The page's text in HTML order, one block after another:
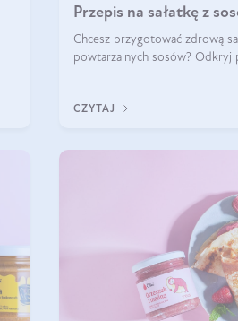
Przepis na sałatkę z
Chcesz przygotować zdrową
powtarzalnych sosów? Odkryj
CZYTAJ